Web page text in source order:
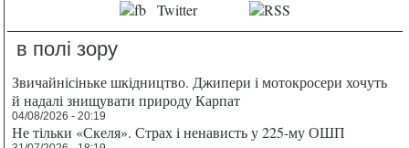
в полі зору
Звичайнісіньке шкідництво. Джипери і мотокросери хочуть
й надалі знищувати природу Карпат
04/08/2026 - 20:19
Не тільки «Скеля». Страх і ненависть у 225-му ОШП